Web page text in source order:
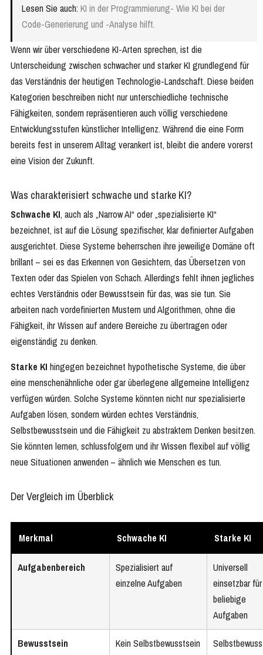
Lesen Sie auch: KI in der Programmierung- Wie KI bei der
Code-Generierung und -Analyse hilft.
Wenn wir über verschiedene KI-Arten sprechen, ist die
Unterscheidung zwischen schwacher und starker KI grundlegend für
das Verständnis der heutigen Technologie-Landschaft. Diese beiden
Kategorien beschreiben nicht nur unterschiedliche technische
Fähigkeiten, sondern repräsentieren auch völlig verschiedene
Entwicklungsstufen künstlicher Intelligenz. Während die eine Form
bereits fest in unserem Alltag verankert ist, bleibt die andere vorerst
eine Vision der Zukunft.
Was charakterisiert schwache und starke KI?
Schwache KI, auch als „Narrow AI“ oder „spezialisierte KI“
bezeichnet, ist auf die Lösung spezifischer, klar definierter Aufgaben
ausgerichtet. Diese Systeme beherrschen ihre jeweilige Domäne oft
brillant – sei es das Erkennen von Gesichtern, das Übersetzen von
Texten oder das Spielen von Schach. Allerdings fehlt ihnen jegliches
echtes Verständnis oder Bewusstsein für das, was sie tun. Sie
arbeiten nach vordefinierten Mustern und Algorithmen, ohne die
Fähigkeit, ihr Wissen auf andere Bereiche zu übertragen oder
eigenständig zu denken.
Starke KI hingegen bezeichnet hypothetische Systeme, die über
eine menschenähnliche oder gar überlegene allgemeine Intelligenz
verfügen würden. Solche Systeme könnten nicht nur spezialisierte
Aufgaben lösen, sondern würden echtes Verständnis,
Selbstbewusstsein und die Fähigkeit zu abstraktem Denken besitzen.
Sie könnten lernen, schlussfolgern und ihr Wissen flexibel auf völlig
neue Situationen anwenden – ähnlich wie Menschen es tun.
Der Vergleich im Überblick
Merkmal Schwache KI Starke KI
Aufgabenbereich
Spezialisiert auf
einzelne Aufgaben
Universell
einsetzbar für
beliebige
Aufgaben
Bewusstsein
Kein Selbstbewusstsein